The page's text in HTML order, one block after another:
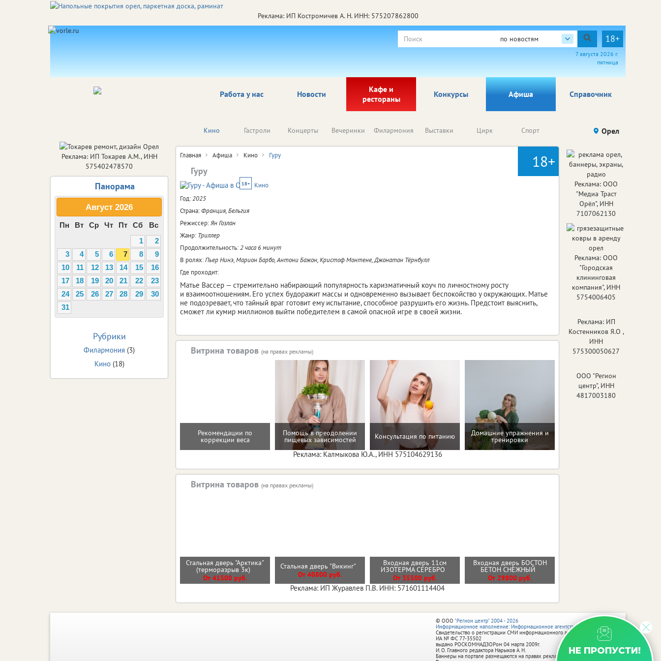
Реклама: ИП Костромичев А. Н. ИНН: 575207862800
по новостям 18+
7 августа 2026 г.
пятница
Работа у нас Новости
Кафе и
рестораны
Афиша Справочник
Конкурсы
Кино Гастроли Концерты Вечеринки Филармония Выставки Цирк Спорт конкурсов
Орел
18+
Главная Афиша Кино Гуру
Гуру
18+
Кино
Год:2025
Страна:Франция, Бельгия
Режиссер:Ян Гозлан
Жанр: Триллер
Продолжительность:2 часа 6 минут
В ролях:Пьер Нинэ, Марион Барбо, Антони Бажон, Кристоф Монтене, Джонатан Тёрнбулл
Где проходит:
Матье Вассер — стремительно набирающий популярность харизматичный коуч по личностному росту
и взаимоотношениям. Его успех будоражит массы и одновременно вызывает беспокойство у окружающих. Матье
не подозревает, что тайный враг готовит ему испытание, способное разрушить его жизнь. Предстоит выяснить,
сможет ли кумир миллионов выйти победителем в самой опасной игре в своей жизни.
Витрина товаров (на правах рекламы)
Рекомендации по
коррекции веса
Помощь в преодолении
пищевых зависимостей Консультация по питанию Домашние упражнения и
тренировки
Реклама: Калмыкова Ю.А., ИНН 575104629136
Витрина товаров (на правах рекламы)
Стальная дверь "Арктика"
(терморазрыв 3к)
От 41500 руб.
Стальная дверь "Викинг"
От 40800 руб.
Входная дверь 11см
ИЗОТЕРМА СЕРЕБРО
От 35500 руб.
Входная дверь БОСТОН
БЕТОН СНЕЖНЫЙ
От 29800 руб.
Реклама: ИП Журавлев П.В. ИНН: 571601114404
Реклама: ИП Токарев А.М., ИНН
575402478570
Панорама
Август 2026
Пн Вт Ср Чт Пт Сб
Вс
1
2
3
4 5 6 7 8
9
10
11 12 13 14 15
16
17
18 19 20 21 22
23
24
25 26 27 28 29
30
31
Рубрики
Филармония (3)
Кино(18)
Реклама: ООО
"Медиа Траст
Орёл", ИНН
7107062130
Реклама: ООО
"Городская
клининговая
компания", ИНН
5754006405
Реклама: ИП
Костенников Я.О ,
ИНН
575300050627
ООО "Регион
центр", ИНН
4817003180
НЕ ПРОПУСТИ!
© ООО "Регион центр" 2004 - 2026
Информационное наполнение: Информационное агентство vRossii.ru
Свидетельство о регистрации СМИ информационного агентства vRossii.ru
ИА № ФС 77‑35502
выдано РОСКОМНАДЗОРом 04 марта 2009г.
И. О. Главного редактора Нарыков А. Н.
Баннеры на портале размещаются на правах рекламы.